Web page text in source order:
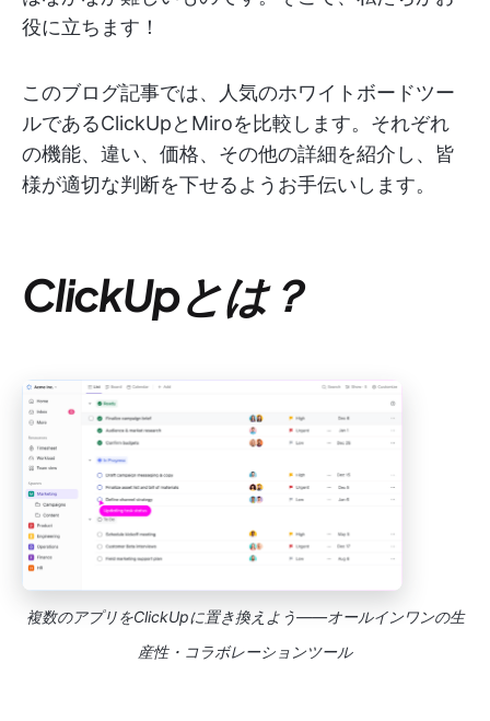
役に立ちます！
このブログ記事では、人気のホワイトボードツー
ルであるClickUpとMiroを比較します。それぞれ
の機能、違い、価格、その他の詳細を紹介し、皆
様が適切な判断を下せるようお手伝いします。
ClickUpとは？
複数のアプリをClickUpに置き換えよう——オールインワンの生
産性・コラボレーションツール